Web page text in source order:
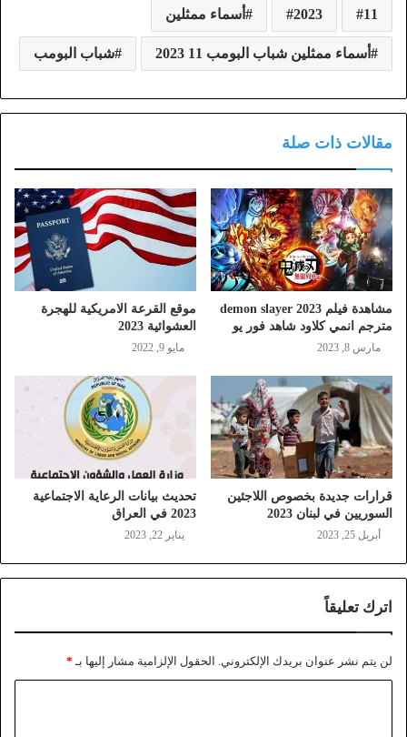
11
2023 أسماء ممثلين
أسماء ممثلين شباب البومب 11 2023 شباب البومب
مقالات ذات صلة
مشاهدة فيلم demon slayer 2023
مترجم انمي كلاود شاهد فور يو
مارس 8, 2023
موقع القرعة الامريكية للهجرة
العشوائية 2023
مايو 9, 2022
قرارات جديدة بخصوص اللاجئين
السوريين في لبنان 2023
أبريل 25, 2023
تحديث بيانات الرعاية الاجتماعية
2023 في العراق
يناير 22, 2023
اترك تعليقاً
لن يتم نشر عنوان بريدك الإلكتروني. الحقول الإلزامية مشار إليها بـ *